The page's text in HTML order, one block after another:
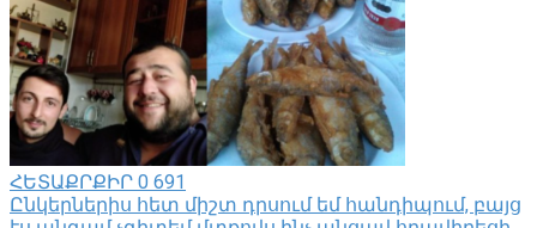
ՀԵՏԱՔՐՔԻՐ 0 691
Ընկերներիս հետ միշտ դրսում եմ հանդիպում, բայց